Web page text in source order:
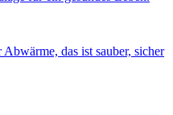
das ist sauber, sicher